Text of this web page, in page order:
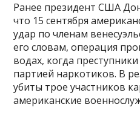
Ранее президент США
что 15 сентября
удар по членам
его словам, операция
водах, когда
партией наркотиков. В
убиты трое участников
американские